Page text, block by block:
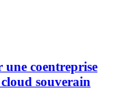
coentreprise
souverain